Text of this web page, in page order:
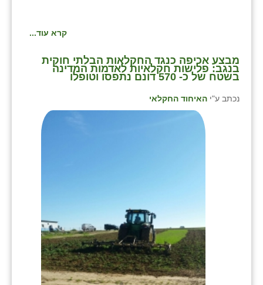
קרא עוד...
מבצע אכיפה כנגד החקלאות הבלתי חוקית
בנגב: פלישות חקלאיות לאדמות המדינה
בשטח של כ- 570 דונם נתפסו וטופלו
נכתב ע"י האיחוד החקלאי